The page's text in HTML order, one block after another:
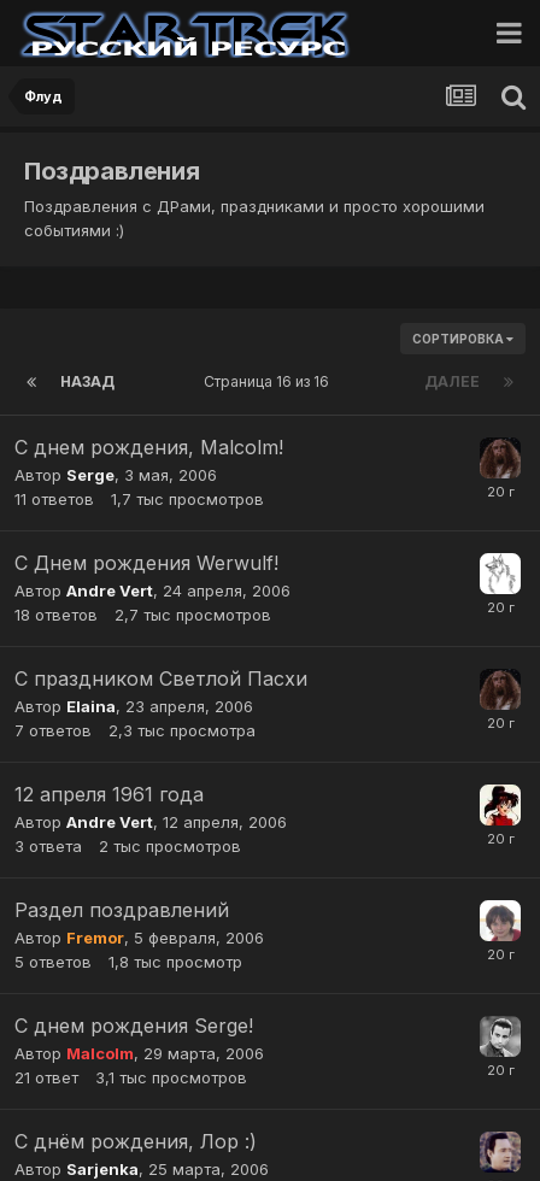
Флуд
Поздравления
Поздравления с ДРами, праздниками и просто хорошими
событиями :)
СОРТИРОВКА
НАЗАД ДАЛЕЕ
Страница 16 из 16
С днем рождения, Malcolm!
Автор Serge, 3 мая, 2006
11 ответов 1,7 тыс просмотров
С Днем рождения Werwulf!
Автор Andre Vert, 24 апреля, 2006
18 ответов 2,7 тыс просмотров
С праздником Светлой Пасхи
Автор Elaina, 23 апреля, 2006
7 ответов 2,3 тыс просмотра
12 апреля 1961 года
Автор Andre Vert, 12 апреля, 2006
3 ответа 2 тыс просмотров
Раздел поздравлений
Автор Fremor, 5 февраля, 2006
5 ответов 1,8 тыс просмотр
С днем рождения Serge!
Автор Malcolm, 29 марта, 2006
21 ответ 3,1 тыс просмотров
С днём рождения, Лор :)
Автор Sarjenka, 25 марта, 2006